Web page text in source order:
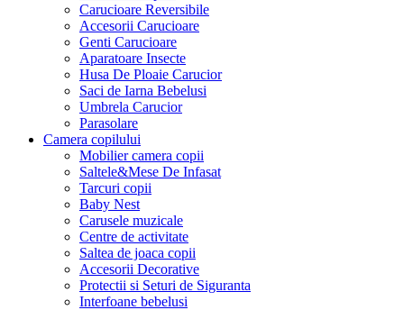
Carucioare Reversibile
Accesorii Carucioare
Genti Carucioare
Aparatoare Insecte
Husa De Ploaie Carucior
Saci de Iarna Bebelusi
Umbrela Carucior
Parasolare
Camera copilului
Mobilier camera copii
Saltele&Mese De Infasat
Tarcuri copii
Baby Nest
Carusele muzicale
Centre de activitate
Saltea de joaca copii
Accesorii Decorative
Protectii si Seturi de Siguranta
Interfoane bebelusi